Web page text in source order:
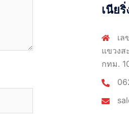
เนีย
เ
แขวงส
กทม.